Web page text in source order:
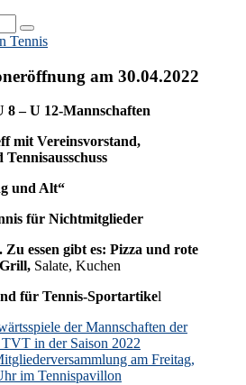
Tennis
am 30.04.2022
– U 12-Mannschaften
mit Vereinsvorstand,
und Alt“
für Nichtmitglieder
essen gibt es: Pizza und rote
Salate, Kuchen
für Tennis-Sportartikel
der Mannschaften der
in der Saison 2022
am Freitag,
im Tennispavillon